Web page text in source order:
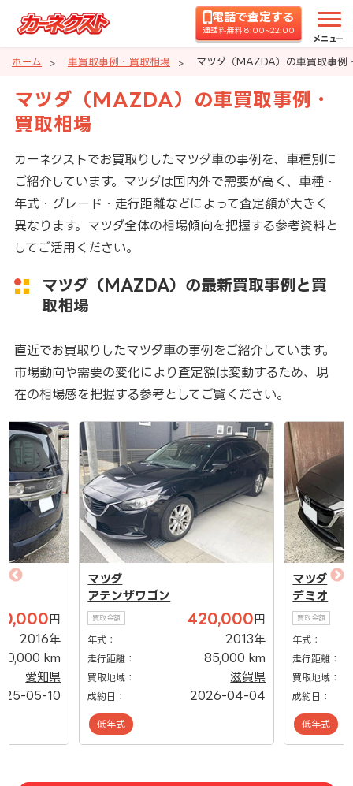
電話で査定する
通話料無料 8:00~22:00
メニュー
ホーム 車買取事例・買取相場 マツダ（MAZDA）の車買取事例
マツダ（MAZDA）の車買取事例・
買取相場
カーネクストでお買取りしたマツダ車の事例を、車種別に
ご紹介しています。マツダは国内外で需要が高く、車種・
年式・グレード・走行距離などによって査定額が大きく
異なります。マツダ全体の相場傾向を把握する参考資料と
してご活用ください。
マツダ（MAZDA）の最新買取事例と買
取相場
直近でお買取りしたマツダ車の事例をご紹介しています。
市場動向や需要の変化により査定額は変動するため、現
在の相場感を把握する参考としてご覧ください。
円
2016年
km
愛知県
05-10
マツダ
アテンザワゴン
買取金額 420,000 円
年式： 2013年
走行距離： 85,000 km
買取地域： 滋賀県
成約日： 2026-04-04
低年式
マツダ
デミオ
買取金額
年式：
走行距離：
買取地域：
成約日：
低年式